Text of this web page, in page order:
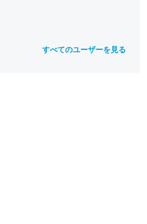
すべてのユーザーを見る